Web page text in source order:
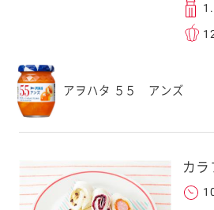
アヲハタ ５５ アンズ
カ